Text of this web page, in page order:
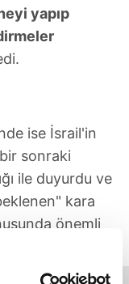
yapıp
ise İsrail'in
sonraki
ile duyurdu ve
kara
önemli
belirtti.